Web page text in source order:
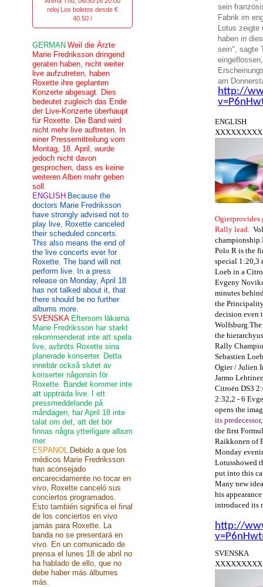
sein
Fabrik im
Lotus zeigte
haben in
sein", sagte
am
http://
ENGLISH
Ogierprovides
Rally lead.
championship.
Polo R is the
special 1:20,3
Loeb in a
Evgeny
minutes
the
decision even
Wolfsburg.
the hierarchy
Rally
Sebastien
Ogier / Julien
Jarmo
Citroën DS3
2:32,2 - 6
opens the
its predecessor
the first
Raikkonen of
Monday
Lotusshowed
put into this
Many new
his appearance
introduced its
http://
SVENSKA
reloj Los boletos desde €
40.50 /
GERMAN Weil die Ärzte
Marie Fredriksson dringend
geraten haben, nicht weiter
live aufzutreten, haben
Roxette ihre geplanten
Konzerte abgesagt. Dies
bedeutet zugleich das Ende
der Live-Konzerte überhaupt
für Roxette. Die Band wird
nicht mehr live auftreten. In
einer Pressemitteilung vom
Montag, 18. April, wurde
jedoch nicht davon
gesprochen, dass es keine
weiteren Alben mehr geben
soll.
ENGLISH Because the
doctors Marie Fredriksson
have strongly advised not to
play live, Roxette canceled
their scheduled concerts.
This also means the end of
the live concerts ever for
Roxette. The band will not
perform live. In a press
release on Monday, April 18
has not talked about it, that
there should be no further
albums more.
SVENSKA Eftersom läkarna
Marie Fredriksson har starkt
rekommenderat inte att spela
live, avbröts Roxette sina
planerade konserter. Detta
innebär också slutet av
konserter någonsin för
Roxette. Bandet kommer inte
att uppträda live. I ett
pressmeddelande på
måndagen, har April 18 inte
talat om det, att det bör
finnas några ytterligare album
mer.
ESPANOL Debido a que los
médicos Marie Fredriksson
han aconsejado
encarecidamente no tocar en
vivo, Roxette canceló sus
conciertos programados.
Esto también significa el final
de los conciertos en vivo
jamás para Roxette. La
banda no se presentará en
vivo. En un comunicado de
prensa el lunes 18 de abril no
ha hablado de ello, que no
debe haber más álbumes
más.